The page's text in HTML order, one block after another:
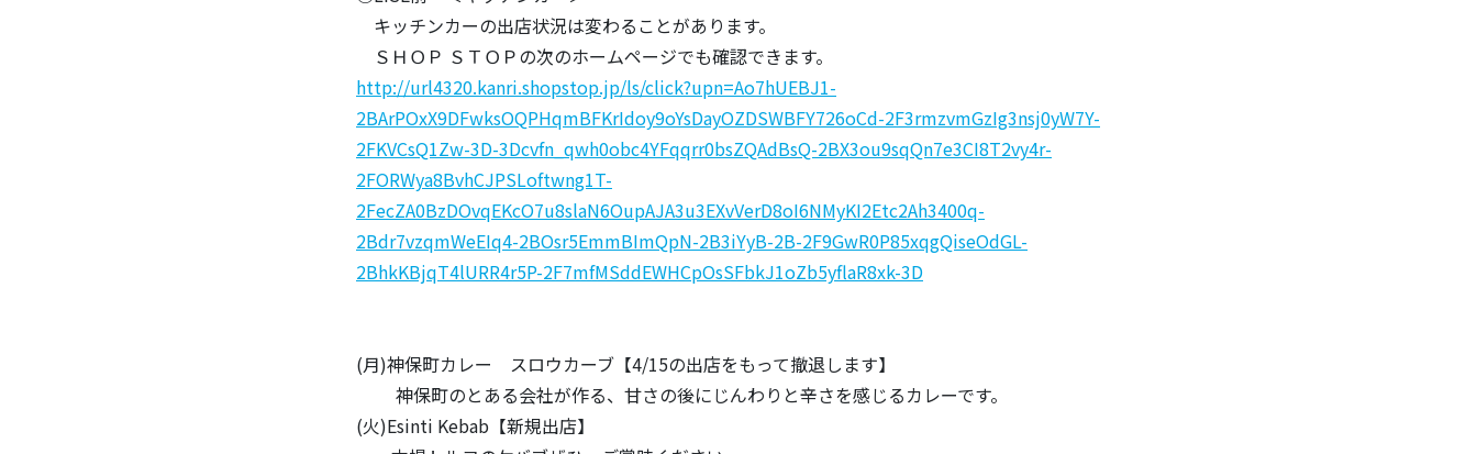
キッチンカーの出店状況は変わることがあります。
ＳＨＯＰ ＳＴＯＰの次のホームページでも確認できます。
http://url4320.kanri.shopstop.jp/ls/click?upn=Ao7hUEBJ1-
2BArPOxX9DFwksOQPHqmBFKrIdoy9oYsDayOZDSWBFY726oCd-2F3rmzvmGzIg3nsj0yW7Y-
2FKVCsQ1Zw-3D-3Dcvfn_qwh0obc4YFqqrr0bsZQAdBsQ-2BX3ou9sqQn7e3CI8T2vy4r-
2FORWya8BvhCJPSLoftwng1T-
2FecZA0BzDOvqEKcO7u8slaN6OupAJA3u3EXvVerD8oI6NMyKI2Etc2Ah3400q-
2Bdr7vzqmWeEIq4-2BOsr5EmmBImQpN-2B3iYyB-2B-2F9GwR0P85xqgQiseOdGL-
2BhkKBjqT4lURR4r5P-2F7mfMSddEWHCpOsSFbkJ1oZb5yflaR8xk-3D
(月)神保町カレー スロウカーブ【4/15の出店をもって撤退します】
神保町のとある会社が作る、甘さの後にじんわりと辛さを感じるカレーです。
(火)Esinti Kebab【新規出店】